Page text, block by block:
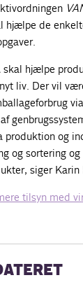
hjælpe de
hjælpe
liv. Der vil
produktion og
og sortering
siger Karin
tilsyn med